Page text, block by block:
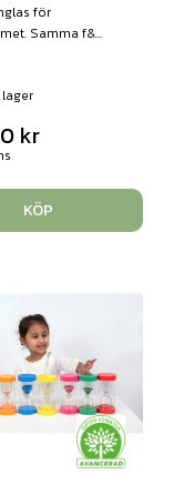
för
Samma f&...
kr
KÖP